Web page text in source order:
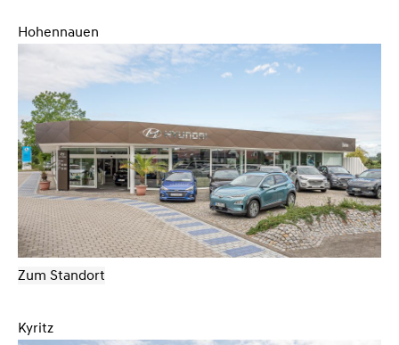
Hohennauen
Zum Standort
Kyritz